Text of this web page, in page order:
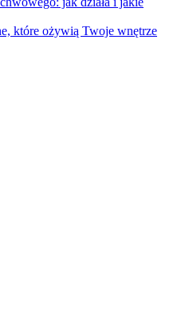
które ożywią Twoje wnętrze